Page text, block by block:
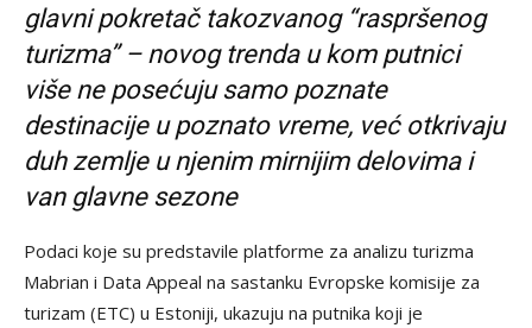
glavni pokretač takozvanog “raspršenog
turizma” – novog trenda u kom putnici
više ne posećuju samo poznate
destinacije u poznato vreme, već otkrivaju
duh zemlje u njenim mirnijim delovima i
van glavne sezone
Podaci koje su predstavile platforme za analizu turizma
Mabrian i Data Appeal na sastanku Evropske komisije za
turizam (ETC) u Estoniji, ukazuju na putnika koji je